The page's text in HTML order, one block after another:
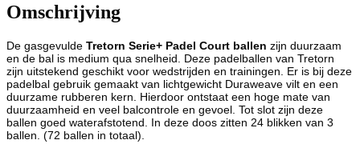
Omschrijving
De gasgevulde Tretorn Serie+ Padel Court ballen zijn duurzaam
en de bal is medium qua snelheid. Deze padelballen van Tretorn
zijn uitstekend geschikt voor wedstrijden en trainingen. Er is bij deze
padelbal gebruik gemaakt van lichtgewicht Duraweave vilt en een
duurzame rubberen kern. Hierdoor ontstaat een hoge mate van
duurzaamheid en veel balcontrole en gevoel. Tot slot zijn deze
ballen goed waterafstotend. In deze doos zitten 24 blikken van 3
ballen. (72 ballen in totaal).